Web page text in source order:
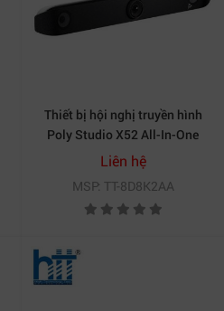
Thiết bị hội nghị truyền hình
Poly Studio X52 All-In-One
Video Bar (8D8K2AA)
Liên hệ
MSP: TT-8D8K2AA